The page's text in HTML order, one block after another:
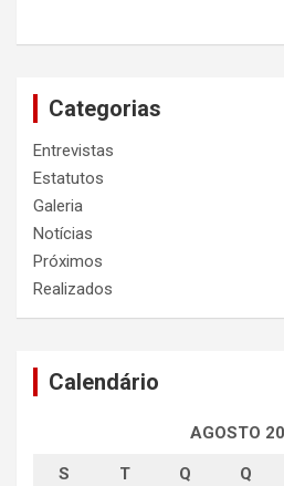
Categorias
Entrevistas
Estatutos
Galeria
Notícias
Próximos
Realizados
Calendário
AGOSTO
S T Q Q